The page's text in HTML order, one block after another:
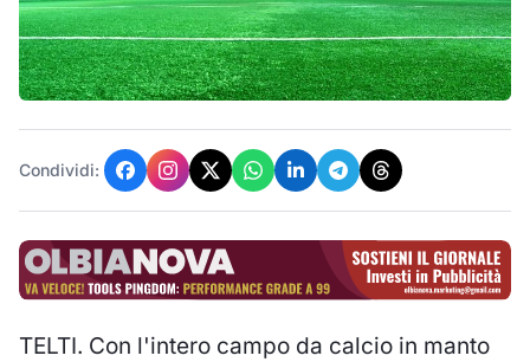
Condividi:
TELTI. Con l'intero campo da calcio in manto